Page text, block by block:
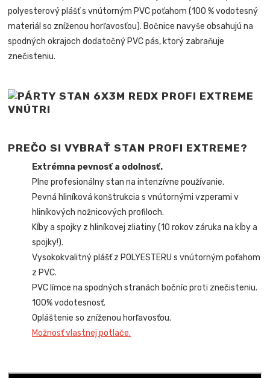
polyesterový plášť s vnútorným PVC poťahom (100 % vodotesný
materiál so zníženou horľavosťou). Bočnice navyše obsahujú na
spodných okrajoch dodatočný PVC pás, ktorý zabraňuje
znečisteniu.
PREČO SI VYBRAŤ STAN PROFI EXTREME?
Extrémna pevnosť a odolnosť.
Plne profesionálny stan na intenzívne používanie.
Pevná hliníková konštrukcia s vnútornými vzperami v
hliníkových nožnicových profiloch.
Kĺby a spojky z hliníkovej zliatiny (10 rokov záruka na kĺby a
spojky!).
Vysokokvalitný plášť z POLYESTERU s vnútorným poťahom
z PVC.
PVC límce na spodných stranách bočníc proti znečisteniu.
100% vodotesnosť.
Opláštenie so zníženou horľavosťou.
Možnosť vlastnej potlače.